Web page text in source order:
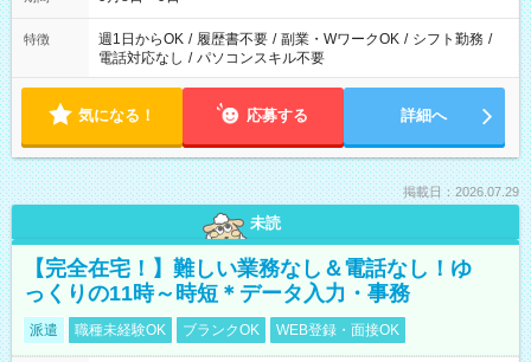
特徴 週1日からOK / 履歴書不要 / 副業・WワークOK / シフト勤務 /
電話対応なし / パソコンスキル不要
気になる！ 応募する 詳細へ
掲載日：2026.07.29
未読
【完全在宅！】難しい業務なし＆電話なし！ゆ
っくりの11時～時短＊データ入力・事務
派遣 職種未経験OK ブランクOK WEB登録・面接OK